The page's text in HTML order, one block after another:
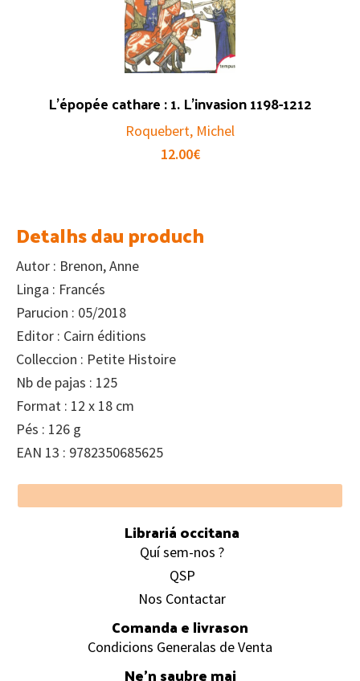
L’épopée cathare : 1. L’invasion 1198-1212
Roquebert, Michel
12.00€
Detalhs dau produch
Autor : Brenon, Anne
Linga : Francés
Parucion : 05/2018
Editor : Cairn éditions
Colleccion : Petite Histoire
Nb de pajas : 125
Format : 12 x 18 cm
Pés : 126 g
EAN 13 : 9782350685625
Footer
Librariá occitana
Quí sem-nos ?
QSP
Nos Contactar
Comanda e livrason
Condicions Generalas de Venta
Ne’n saubre mai